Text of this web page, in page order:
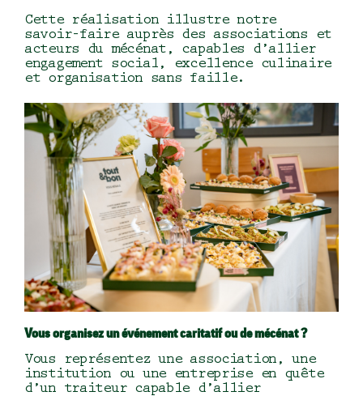
Cette réalisation illustre notre
savoir-faire auprès des associations et
acteurs du mécénat, capables d’allier
engagement social, excellence culinaire
et organisation sans faille.
Vous organisez un événement caritatif ou de mécénat ?
Vous représentez une association, une
institution ou une entreprise en quête
d’un traiteur capable d’allier